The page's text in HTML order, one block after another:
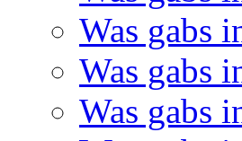
Was gabs
Was gabs
Was gabs